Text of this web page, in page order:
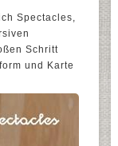
Spectacles,
Schritt
und Karte